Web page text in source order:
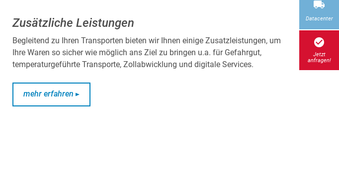
Datacenter
check_circle
Jetzt
anfragen!
Zusätzliche Leistungen
Begleitend zu Ihren Transporten bieten wir Ihnen einige Zusatzleistungen, um
Ihre Waren so sicher wie möglich ans Ziel zu bringen u.a. für Gefahrgut,
temperaturgeführte Transporte, Zollabwicklung und digitale Services.
mehr erfahren